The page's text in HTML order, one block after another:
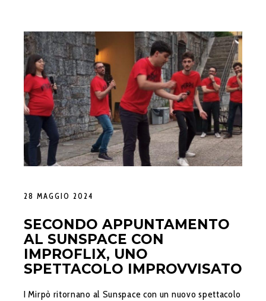
28 MAGGIO 2024
SECONDO APPUNTAMENTO
AL SUNSPACE CON
IMPROFLIX, UNO
SPETTACOLO IMPROVVISATO
I Mirpò ritornano al Sunspace con un nuovo spettacolo